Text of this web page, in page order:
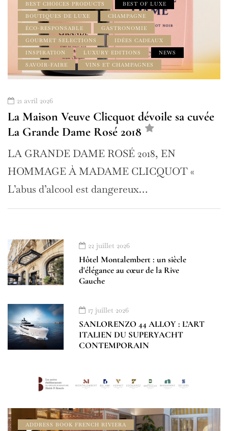
BEST CHOICES PRODUCTS
BEST OF LUXE
BOUTIQUES DE LUXE
CHAMPAGNE
ÉCO-RESPONSABLE
GASTRONOMIE
GOURMET SELECTIONS
IDÉES CADEAUX
INSPIRATION
LUXURY EDITIONS
NEWS
SAVOIR-FAIRE
VINS ET CHAMPAGNES
21 avril 2026
La Maison Veuve Clicquot dévoile sa cuvée
La Grande Dame Rosé 2018
LA GRANDE DAME ROSÉ 2018, EN
HOMMAGE À MADAME CLICQUOT «
L’abus d’alcool est dangereux…
22 juillet 2026
Hôtel Montalembert : un siècle
d'élégance au cœur de la Rive
Gauche
17 juillet 2026
SANLORENZO 44 ALLOY : L’ART
ITALIEN DU SUPERYACHT
CONTEMPORAIN
ADDRESS BOOK FRENCH RIVIERA